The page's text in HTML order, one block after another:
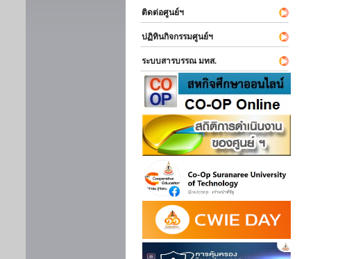
ติดต่อศูนย์ฯ
ปฏิทินกิจกรรมศูนย์ฯ
ระบบสารบรรณ มทส.